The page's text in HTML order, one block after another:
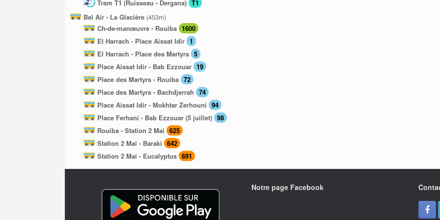
Tram T1 (Ruisseau - Dergana) T1
Bel Air - La Glacière (453m)
Ch-de-manœuvre - Rouiba 1600
El Harrach - Place Aissat Idir 1
El Harrach - Place des Martyrs 5
Place Aissat Idir - Bab Ezzouar 19
Place des Martyrs - Rouiba 72
Place des Martyrs - Bachdjerrah 74
Place Aissat Idir - Mokhtar Zerhouni 94
Place Ferhani - Bab Ezzouar (5 juillet) 98
Rouiba - Station 2 Mai 625
Station 2 Mai - Baraki 642
Station 2 Mai - Eucalyptus 691
Notre page Facebook